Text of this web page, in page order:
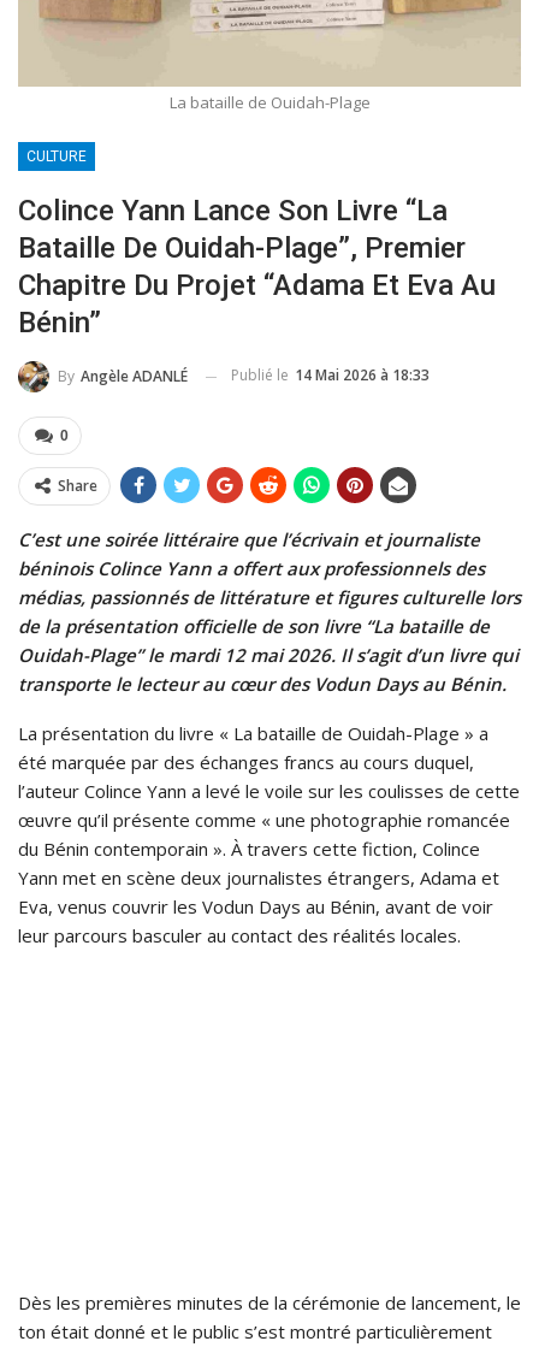
La bataille de Ouidah-Plage
CULTURE
Colince Yann Lance Son Livre “La
Bataille De Ouidah-Plage”, Premier
Chapitre Du Projet “Adama Et Eva Au
Bénin”
By Angèle ADANLÉ Publié le 14 Mai 2026 à 18:33
0
Share
C’est une soirée littéraire que l’écrivain et journaliste
béninois Colince Yann a offert aux professionnels des
médias, passionnés de littérature et figures culturelle lors
de la présentation officielle de son livre “La bataille de
Ouidah-Plage” le mardi 12 mai 2026. Il s’agit d’un livre qui
transporte le lecteur au cœur des Vodun Days au Bénin.
La présentation du livre « La bataille de Ouidah-Plage » a
été marquée par des échanges francs au cours duquel,
l’auteur Colince Yann a levé le voile sur les coulisses de cette
œuvre qu’il présente comme « une photographie romancée
du Bénin contemporain ». À travers cette fiction, Colince
Yann met en scène deux journalistes étrangers, Adama et
Eva, venus couvrir les Vodun Days au Bénin, avant de voir
leur parcours basculer au contact des réalités locales.
Dès les premières minutes de la cérémonie de lancement, le
ton était donné et le public s’est montré particulièrement